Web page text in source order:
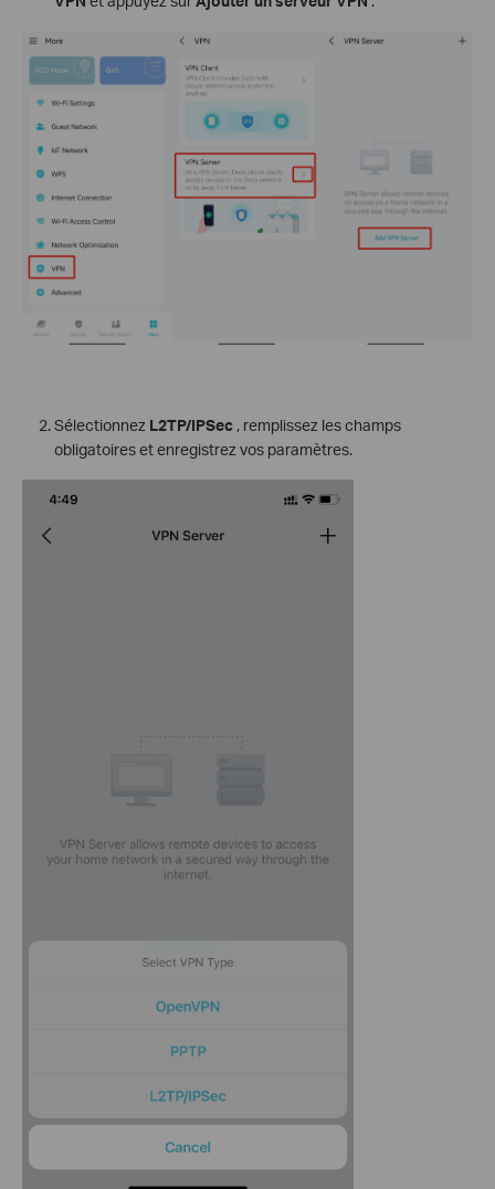
Sélectionnez L2TP/IPSec , remplissez les champs
obligatoires et enregistrez vos paramètres.